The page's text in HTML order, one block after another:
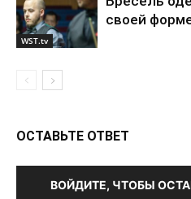
WST.tv
своей
ОСТАВЬТЕ ОТВЕТ
ВОЙДИТЕ, ЧТОБЫ